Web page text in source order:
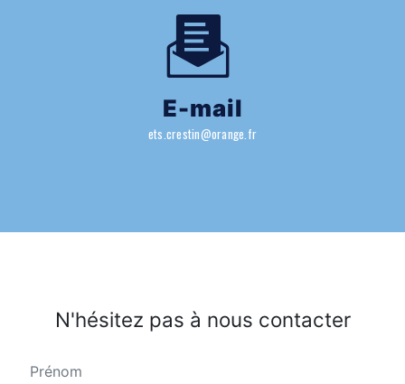
E-mail
ets.crestin@orange.fr
N'hésitez pas à nous contacter